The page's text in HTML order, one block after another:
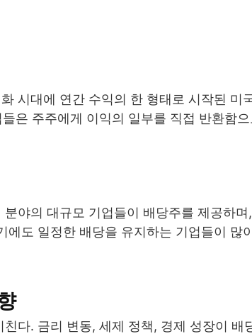
시대에 연간 수익의 한 형태로 시작된 미
은 주주에게 이익의 일부를 직접 반환함
야의 대규모 기업들이 배당주를 제공하
도 일정한 배당을 유지하는 기업들이 많
다. 금리 변동, 세제 정책, 경제 성장이 배